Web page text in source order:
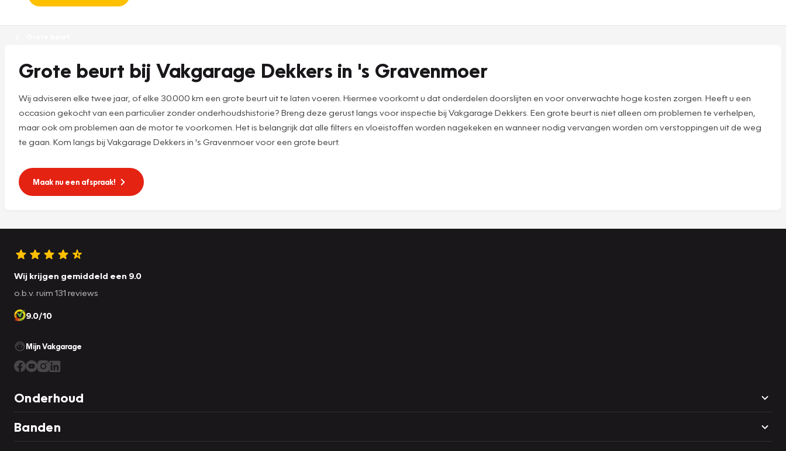
Grote beurt bij Vakgarage Dekkers in 's Gravenmoer
Wij adviseren elke twee jaar, of elke 30.000 km een grote beurt uit te laten voeren. Hiermee voorkomt u dat onderdelen doorslijten en voor onverwachte hoge kosten zorgen. Heeft u een
occasion gekocht van een particulier zonder onderhoudshistorie? Breng deze gerust langs voor inspectie bij Vakgarage Dekkers. Een grote beurt is niet alleen om problemen te verhelpen,
maar ook om problemen aan de motor te voorkomen. Het is belangrijk dat alle filters en vloeistoffen worden nagekeken en wanneer nodig vervangen worden om verstoppingen uit de weg
te gaan. Kom langs bij Vakgarage Dekkers in 's Gravenmoer voor een grote beurt.
Maak nu een afspraak!
Wij krijgen gemiddeld een 9.0
o.b.v. ruim 131 reviews
9.0/10
Mijn Vakgarage
Onderhoud
Banden